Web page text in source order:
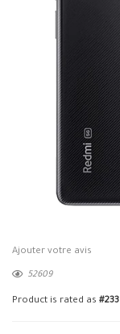
Ajouter votre avis
52609
Product is rated as #233